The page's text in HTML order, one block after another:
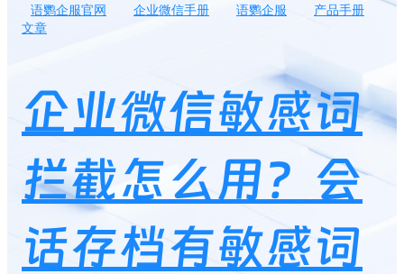
语鹦企服官网 企业微信手册 语鹦企服
产品手册
文章
企业微信敏感词
拦截怎么用？会
话存档有敏感词